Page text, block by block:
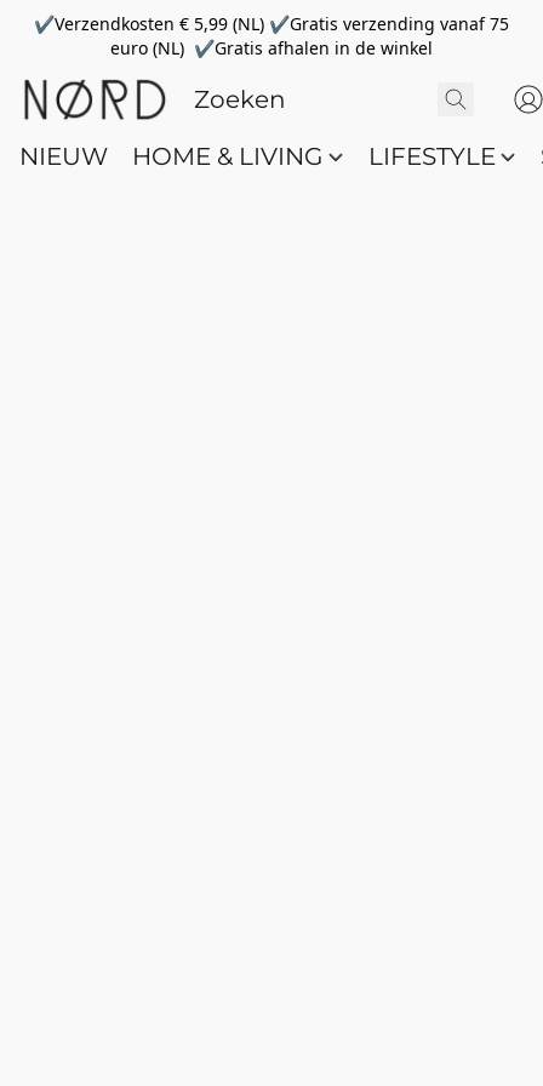
✔Verzendkosten € 5,99 (NL) ✔Gratis verzending vanaf 75
euro (NL) ✔Gratis afhalen in de winkel
NIEUW HOME & LIVING LIFESTYLE